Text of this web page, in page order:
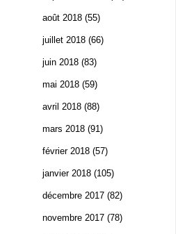
août 2018 (55)
juillet 2018 (66)
juin 2018 (83)
mai 2018 (59)
avril 2018 (88)
mars 2018 (91)
février 2018 (57)
janvier 2018 (105)
décembre 2017 (82)
novembre 2017 (78)